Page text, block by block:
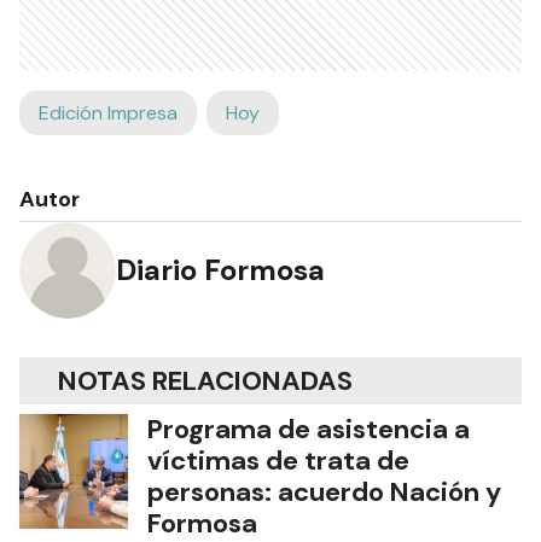
Edición Impresa Hoy
Autor
Diario Formosa
NOTAS RELACIONADAS
Programa de asistencia a
víctimas de trata de
personas: acuerdo Nación y
Formosa